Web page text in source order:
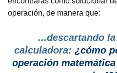
operación, de manera que:
...descartando
calculadora: ¿cómo
operación